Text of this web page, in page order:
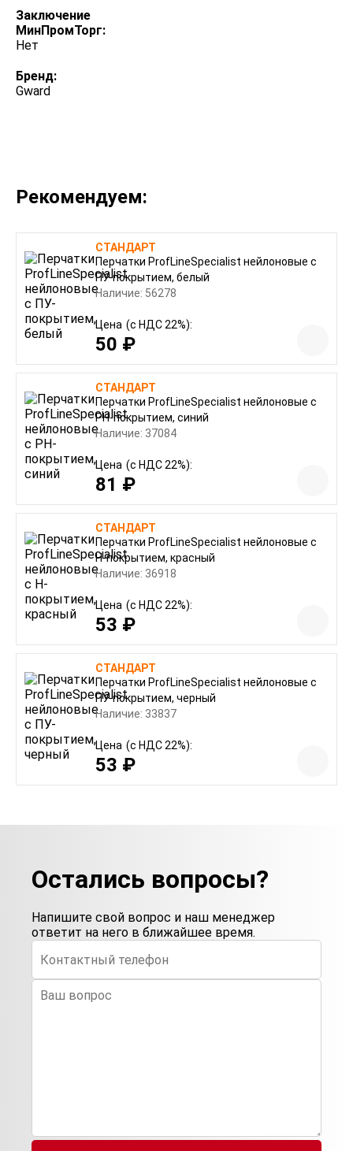
Заключение
МинПромТорг:
Нет
Бренд:
Gward
Рекомендуем:
СТАНДАРТ
Перчатки ProfLineSpecialist нейлоновые с
ПУ-покрытием, белый
Наличие: 56278
Цена (с НДС 22%):
50 ₽
СТАНДАРТ
Перчатки ProfLineSpecialist нейлоновые с
РН-покрытием, синий
Наличие: 37084
Цена (с НДС 22%):
81 ₽
СТАНДАРТ
Перчатки ProfLineSpecialist нейлоновые с
Н-покрытием, красный
Наличие: 36918
Цена (с НДС 22%):
53 ₽
СТАНДАРТ
Перчатки ProfLineSpecialist нейлоновые с
ПУ-покрытием, черный
Наличие: 33837
Цена (с НДС 22%):
53 ₽
Остались вопросы?
Напишите свой вопрос и наш менеджер
ответит на него в ближайшее время.